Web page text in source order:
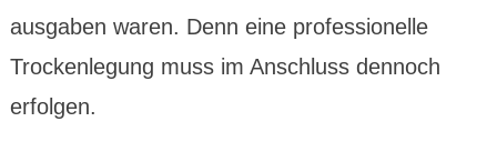
ausgaben waren. Denn eine profes­sionelle
Trocken­legung muss im Anschluss dennoch
erfolgen.